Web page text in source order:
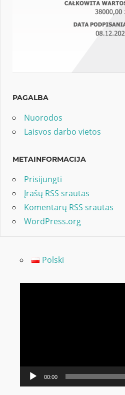
PAGALBA
Nuorodos
Laisvos darbo vietos
METAINFORMACIJA
Prisijungti
Įrašų RSS srautas
Komentarų RSS srautas
WordPress.org
Polski
00:00